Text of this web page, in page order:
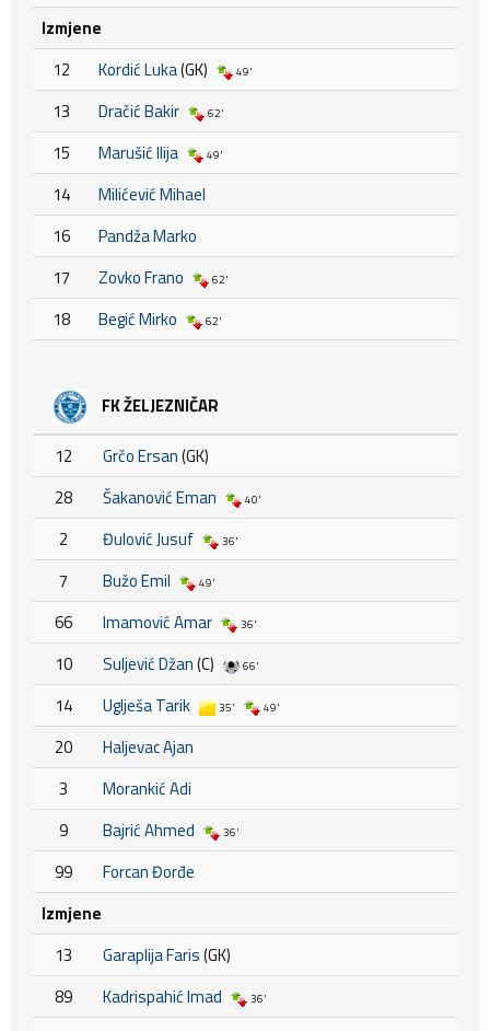
Izmjene
12
Kordić Luka(GK) 49'
13 Dračić Bakir 62'
15 Marušić Ilija 49'
14
Milićević Mihael
16
Pandža Marko
17
Zovko Frano 62'
18 Begić Mirko 62'
FK ŽELJEZNIČAR
12 Grčo Ersan(GK)
28
Šakanović Eman 40'
2 Đulović Jusuf 36'
7 Bužo Emil 49'
66 Imamović Amar 36'
10 Suljević Džan(C) 66'
14 Uglješa Tarik 35' 49'
20
Haljevac Ajan
3
Morankić Adi
9
Bajrić Ahmed 36'
99
Forcan Đorđe
Izmjene
13
Garaplija Faris(GK)
89
Kadrispahić Imad 36'